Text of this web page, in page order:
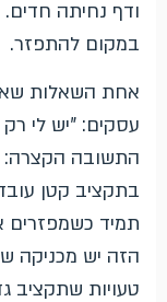
ודף נחיתה
במקום להתפזר.
אחת השאלות
התשובה הקצרה:
בתקציב קטן
תמיד
הזה יש מכניקה
טעויות שתקציב